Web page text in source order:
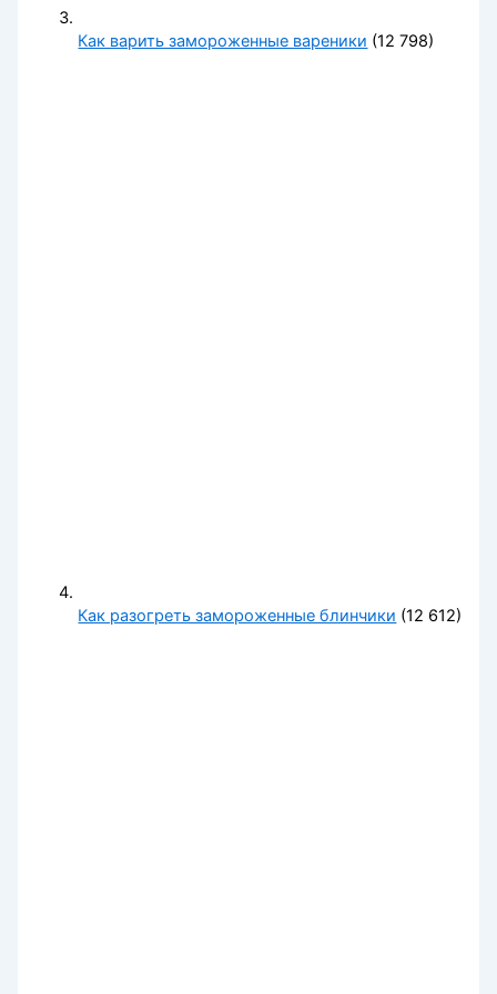
Как варить замороженные вареники (12 798)
Как разогреть замороженные блинчики (12 612)